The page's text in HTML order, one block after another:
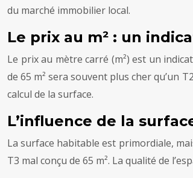
du marché immobilier local.
Le prix au m² : un
Le prix au mètre carré (m²) est un
de 65 m² sera souvent plus cher qu’un
calcul de la surface.
L’influence de la
La surface habitable est primordiale,
T3 mal conçu de 65 m². La qualité de